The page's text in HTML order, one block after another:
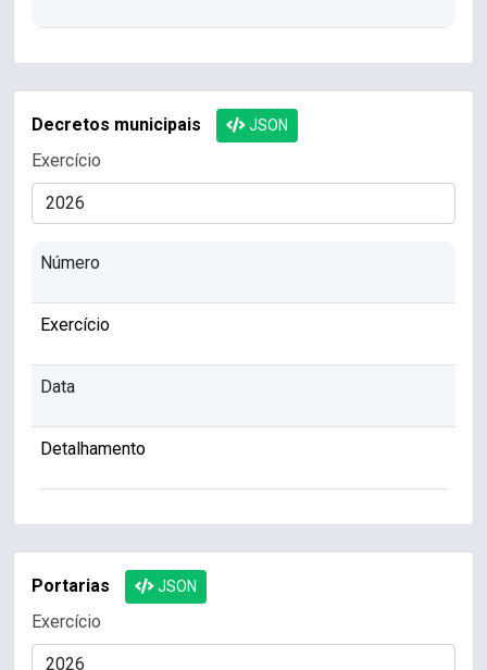
Decretos municipais JSON
Exercício
Número
Exercício
Data
Detalhamento
Portarias JSON
Exercício